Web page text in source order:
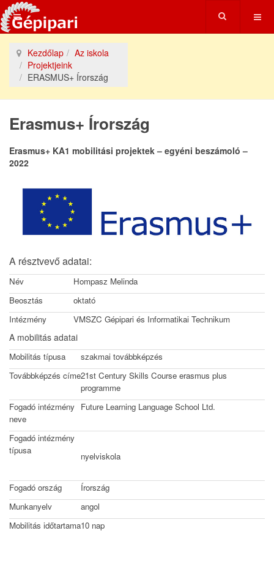
Kezdőlap
Az iskola
Projektjeink
ERASMUS+ Írország
Erasmus+ Írország
Erasmus+ KA1 mobilitási projektek – egyéni beszámoló –
2022
A résztvevő adatai:
Név
Hompasz Melinda
Beosztás
oktató
Intézmény
VMSZC Gépipari és Informatikai Technikum
A mobilitás adatai
Mobilitás típusa
szakmai továbbképzés
Továbbképzés címe21st Century Skills Course erasmus plus
programme
Fogadó intézmény
neve
Future Learning Language School Ltd.
Fogadó intézmény
típusa
nyelviskola
Fogadó ország
Írország
Munkanyelv
angol
Mobilitás időtartama10 nap